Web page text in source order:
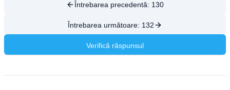
Întrebarea precedentă: 130
Întrebarea următoare: 132
Verifică răspunsul